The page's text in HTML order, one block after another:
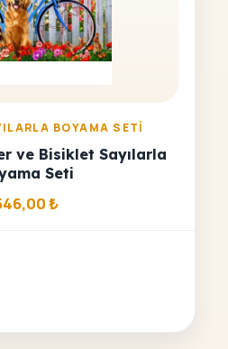
BOYAMA SETI
ve Bisiklet Sayılarla
Seti
₺